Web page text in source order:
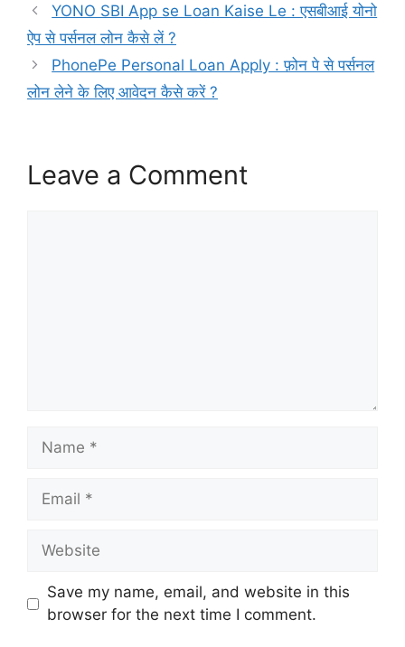
YONO SBI App se Loan Kaise Le : एसबीआई योनो
ऐप से पर्सनल लोन कैसे लें ?
PhonePe Personal Loan Apply : फ़ोन पे से पर्सनल
लोन लेने के लिए आवेदन कैसे करें ?
Leave a Comment
Name
Email
Website
Save my name, email, and website in this
browser for the next time I comment.